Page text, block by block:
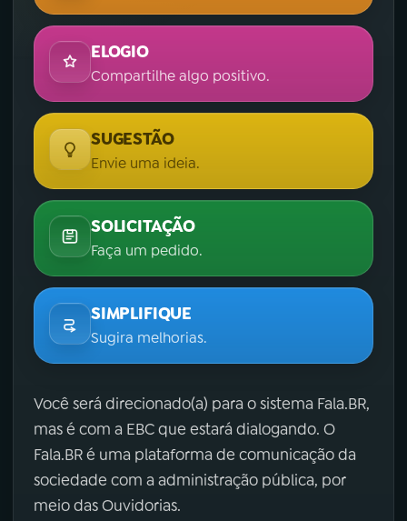
ELOGIO
Compartilhe algo positivo.
SUGESTÃO
Envie uma ideia.
SOLICITAÇÃO
Faça um pedido.
SIMPLIFIQUE
Sugira melhorias.
Você será direcionado(a) para o sistema Fala.BR,
mas é com a EBC que estará dialogando. O
Fala.BR é uma plataforma de comunicação da
sociedade com a administração pública, por
meio das Ouvidorias.